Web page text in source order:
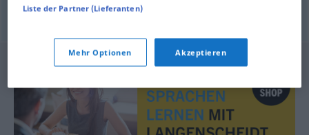
Liste der Partner (Lieferanten)
Mehr Optionen Akzeptieren